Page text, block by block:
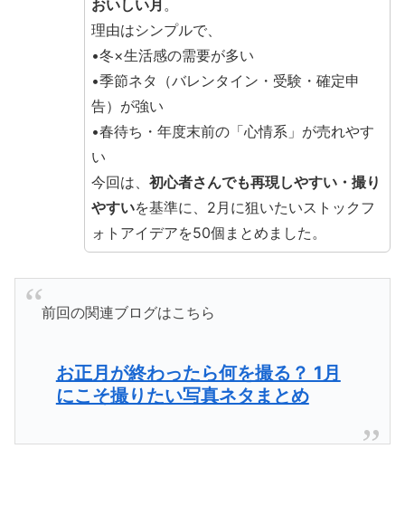
おいしい月 。
理由はシンプルで、
•冬×生活感の需要が多い
•季節ネタ（バレンタイン・受験・確定申
告）が強い
•春待ち・年度末前の「心情系」が売れやす
い
今回は、 初心者さんでも再現しやすい・撮り
やすいを基準に、2月に狙いたいストックフ
ォトアイデアを50個まとめました。
前回の関連ブログはこちら
お正月が終わったら何を撮る？ 1月
にこそ撮りたい写真ネタまとめ